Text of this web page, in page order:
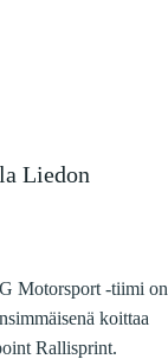
Liedon
Motorsport -tiimi on
koittaa
Rallisprint.